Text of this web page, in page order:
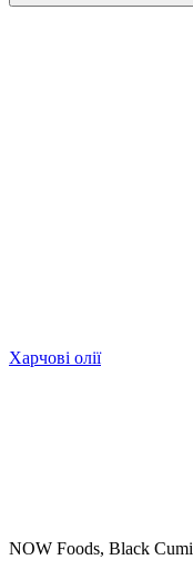
Харчові олії
NOW Foods, Black